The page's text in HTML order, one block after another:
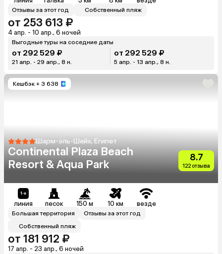
Отзывы за этот год Собственный пляж
от 253 613 ₽
4 апр. - 10 апр., 6 ночей
Выгодные туры на соседние даты
от 292 529 ₽
21 апр. - 29 апр., 8 н.
от 292 529 ₽
5 апр. - 13 апр., 8 н.
Кешбэк + 3 638
Шарм-эль-Шейх, Египет
Continental Plaza Beach
Resort & Aqua Park
8.7
122 отзыва
линия песок 150 м 10 км везде
Большая территория
Отзывы за этот год
Собственный пляж
от 181 912 ₽
17 апр. - 23 апр., 6 ночей